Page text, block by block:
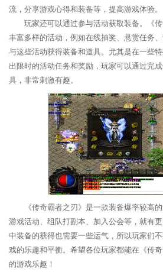
流，分享游戏心得和装备等，提高游戏体验。
玩家还可以通过参与活动获取装备。《
丰富多样的活动，例如在线抽奖、悬赏任务
与这些活动获得装备和道具。尤其是在一些
出限时的活动任务和奖励，玩家可以通过完
具，非常刺激有趣。
《传奇霸者之刃》是一款装备爆率较高
游戏活动、组队打副本、加入公会等，就有
中装备的获得也需要一些运气，所以玩家们
戏的乐趣和平衡。希望各位玩家都能在《传
的游戏乐趣！